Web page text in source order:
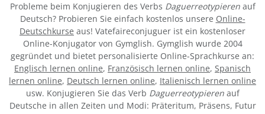
Probleme beim Konjugieren des Verbs Daguerreotypierenauf
Deutsch? Probieren Sie einfach kostenlos unsere Online-
Deutschkurse aus! Vatefaireconjuguer ist ein kostenloser
Online-Konjugator von Gymglish. Gymglish wurde 2004
gegründet und bietet personalisierte Online-Sprachkurse an:
Englisch lernen online, Französisch lernen online, Spanisch
lernen online, Deutsch lernen online, Italienisch lernen online
usw. Konjugieren Sie das Verb Daguerreotypierenauf
Deutsche in allen Zeiten und Modi: Präteritum, Präsens, Futur